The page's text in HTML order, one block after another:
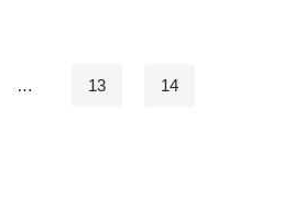
… 13 14